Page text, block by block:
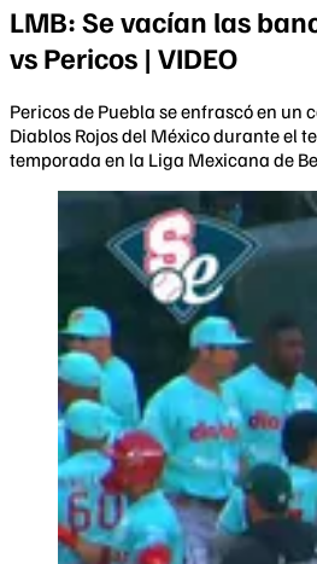
LMB: Se vacían las
vs Pericos | VIDEO
Pericos de Puebla se enfrascó en un
Diablos Rojos del México durante el
temporada en la Liga Mexicana de